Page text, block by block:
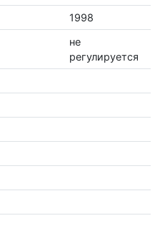
1998
не
регулируется